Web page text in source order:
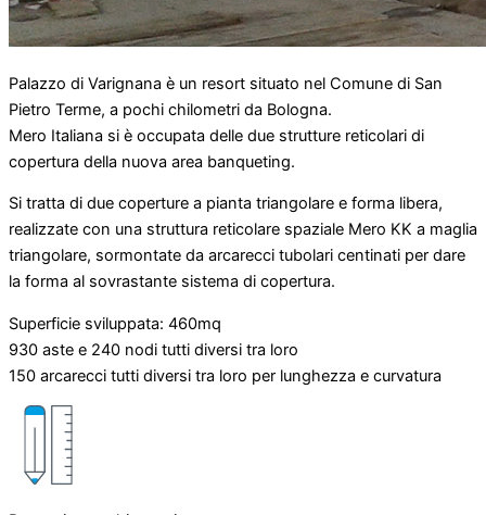
Palazzo di Varignana è un resort situato nel Comune di San
Pietro Terme, a pochi chilometri da Bologna.
Mero Italiana si è occupata delle due strutture reticolari di
copertura della nuova area banqueting.
Si tratta di due coperture a pianta triangolare e forma libera,
realizzate con una struttura reticolare spaziale Mero KK a maglia
triangolare, sormontate da arcarecci tubolari centinati per dare
la forma al sovrastante sistema di copertura.
Superficie sviluppata: 460mq
930 aste e 240 nodi tutti diversi tra loro
150 arcarecci tutti diversi tra loro per lunghezza e curvatura